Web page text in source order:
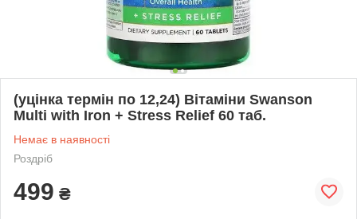
(уцінка термін по 12,24) Вітаміни Swanson
Multi with Iron + Stress Relief 60 таб.
Немає в наявності
Роздріб
499 ₴